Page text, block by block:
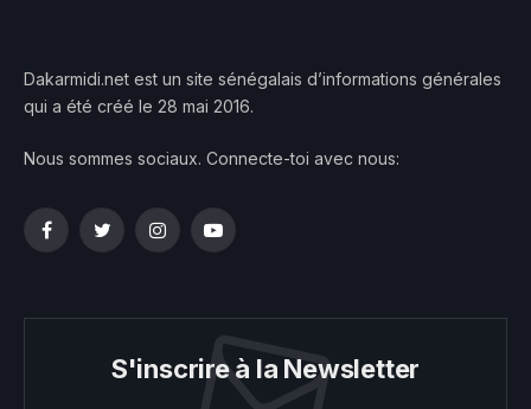
Dakarmidi.net est un site sénégalais d’informations générales
qui a été créé le 28 mai 2016.
Nous sommes sociaux. Connecte-toi avec nous:
FacebookTwitterInstagramYouTube
S'inscrire à la Newsletter